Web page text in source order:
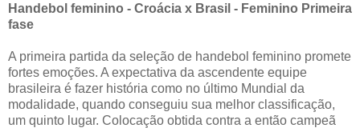
Handebol feminino - Croácia x Brasil - Feminino Primeira
fase
A primeira partida da seleção de handebol feminino promete
fortes emoções. A expectativa da ascendente equipe
brasileira é fazer história como no último Mundial da
modalidade, quando conseguiu sua melhor classificação,
um quinto lugar. Colocação obtida contra a então campeã